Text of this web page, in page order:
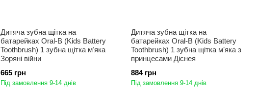
Дитяча зубна щітка на
батарейках Oral-B (Kids Battery
Toothbrush) 1 зубна щітка мʼяка
Зоряні війни
665 грн
Під замовлення 9-14 днів
Дитяча зубна щітка на
батарейках Oral-B (Kids Battery
Toothbrush) 1 зубна щітка мʼяка з
принцесами Діснея
884 грн
Під замовлення 9-14 днів